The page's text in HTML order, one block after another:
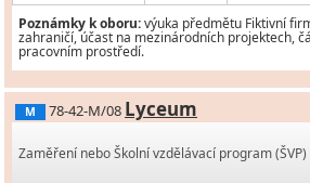
Poznámky k oboru:výuka předmětu Fiktivní
zahraničí, účast na mezinárodních projektech,
pracovním prostředí.
M 78-42-M/08 Lyceum
Zaměření nebo Školní vzdělávací program (ŠVP)